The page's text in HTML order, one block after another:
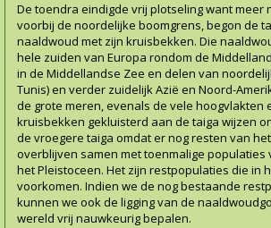
De toendra eindigde vrij plotseling want meer
voorbij de noordelijke boomgrens, begon de
naaldwoud met zijn kruisbekken. Die
hele zuiden van Europa rondom de
in de Middellandse Zee en delen van
Tunis) en verder zuidelijk Azië en Noord-
de grote meren, evenals de vele hoogvlakten
kruisbekken gekluisterd aan de taiga wijzen
de vroegere taiga omdat er nog resten van
overblijven samen met toenmalige populaties
het Pleistoceen. Het zijn restpopulaties die in
voorkomen. Indien we de nog bestaande
kunnen we ook de ligging van de
wereld vrij nauwkeurig bepalen.